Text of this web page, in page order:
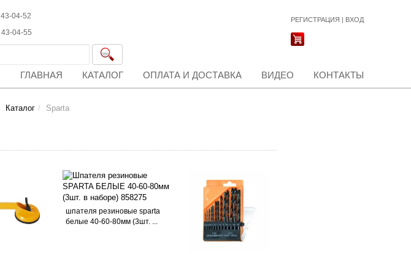
43-04-52
43-04-55
РЕГИСТРАЦИЯ | ВХОД
ГЛАВНАЯ КАТАЛОГ ОПЛАТА И ДОСТАВКА ВИДЕО КОНТАКТЫ
Каталог Sparta
шпателя резиновые sparta
белые 40-60-80мм (3шт. ...